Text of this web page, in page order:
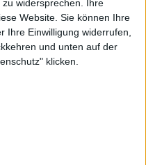
widersprechen. Ihre
Website. Sie können Ihre
Ihre Einwilligung widerrufen,
und unten auf der
klicken.